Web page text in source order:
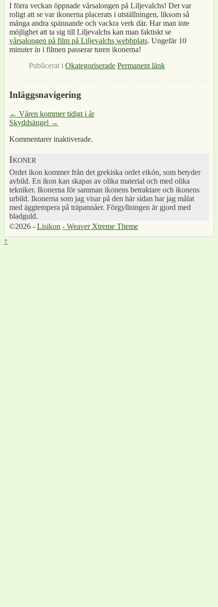
I förra veckan öppnade vårsalongen på Liljevalchs! Det var
roligt att se var ikonerna placerats i utställningen, liksom så
många andra spännande och vackra verk där. Har man inte
möjlighet att ta sig till Liljevalchs kan man faktiskt se
vårsalongen på film på Liljevalchs webbplats. Ungefär 10
minuter in i filmen passerar turen ikonerna!
Publicerat i Okategoriserade Permanent länk
Inläggsnavigering
← Våren kommer tidigt i år
Skyddsängel →
Kommentarer inaktiverade.
Ikoner
Ordet ikon kommer från det grekiska ordet eikón, som betyder
avbild. En ikon kan skapas av olika material och med olika
tekniker. Ikonerna för samman ikonens betraktare och ikonens
urbild. Ikonerna som jag visar på den här sidan har jag målat
med äggtempera på träpannåer. Förgyllningen är gjord med
bladguld.
©2026 - Lisikon - Weaver Xtreme Theme
↑